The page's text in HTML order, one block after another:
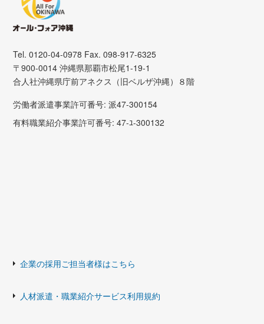
Tel. 0120-04-0978 Fax. 098-917-6325
〒900-0014 沖縄県那覇市松尾1-19-1
合人社沖縄県庁前アネクス（旧ベルザ沖縄）８階
労働者派遣事業許可番号: 派47-300154
有料職業紹介事業許可番号: 47-ﾕ-300132
企業の採用ご担当者様はこちら
人材派遣・職業紹介サービス利用規約